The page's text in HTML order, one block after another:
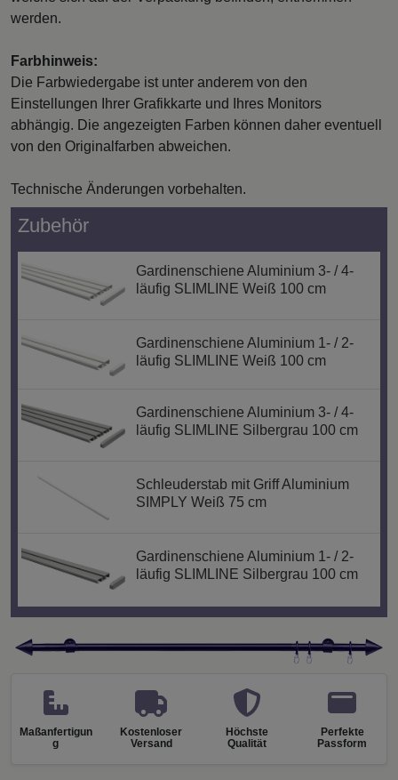
werden.
Farbhinweis:
Die Farbwiedergabe ist unter anderem von den
Einstellungen Ihrer Grafikkarte und Ihres Monitors
abhängig. Die angezeigten Farben können daher eventuell
von den Originalfarben abweichen.
Technische Änderungen vorbehalten.
Zubehör
Gardinenschiene Aluminium 3- / 4-
läufig SLIMLINE Weiß 100 cm
Gardinenschiene Aluminium 1- / 2-
läufig SLIMLINE Weiß 100 cm
Gardinenschiene Aluminium 3- / 4-
läufig SLIMLINE Silbergrau 100 cm
Schleuderstab mit Griff Aluminium
SIMPLY Weiß 75 cm
Gardinenschiene Aluminium 1- / 2-
läufig SLIMLINE Silbergrau 100 cm
Maßanfertigun
g
Kostenloser
Versand
Höchste
Qualität
Perfekte
Passform